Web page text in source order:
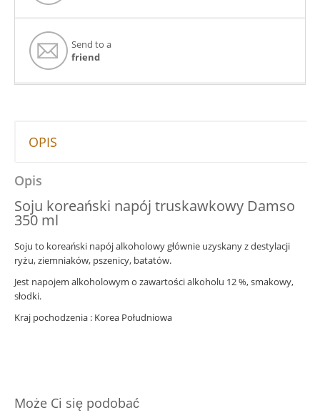
Send to a
friend
OPIS
Opis
Soju koreański napój truskawkowy Damso
350 ml
Soju to koreański napój alkoholowy głównie uzyskany z destylacji
ryżu, ziemniaków, pszenicy, batatów.
Jest napojem alkoholowym o zawartości alkoholu 12 %, smakowy,
słodki.
Kraj pochodzenia : Korea Południowa
Może Ci się podobać